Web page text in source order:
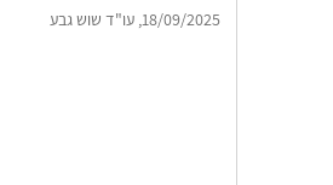
18/09/2025, עו"ד שוש גבע